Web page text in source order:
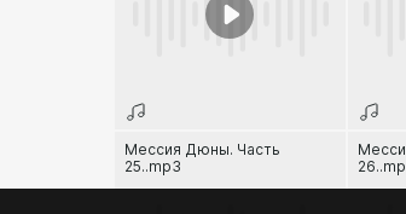
Мессия Дюны. Часть
25..mp3